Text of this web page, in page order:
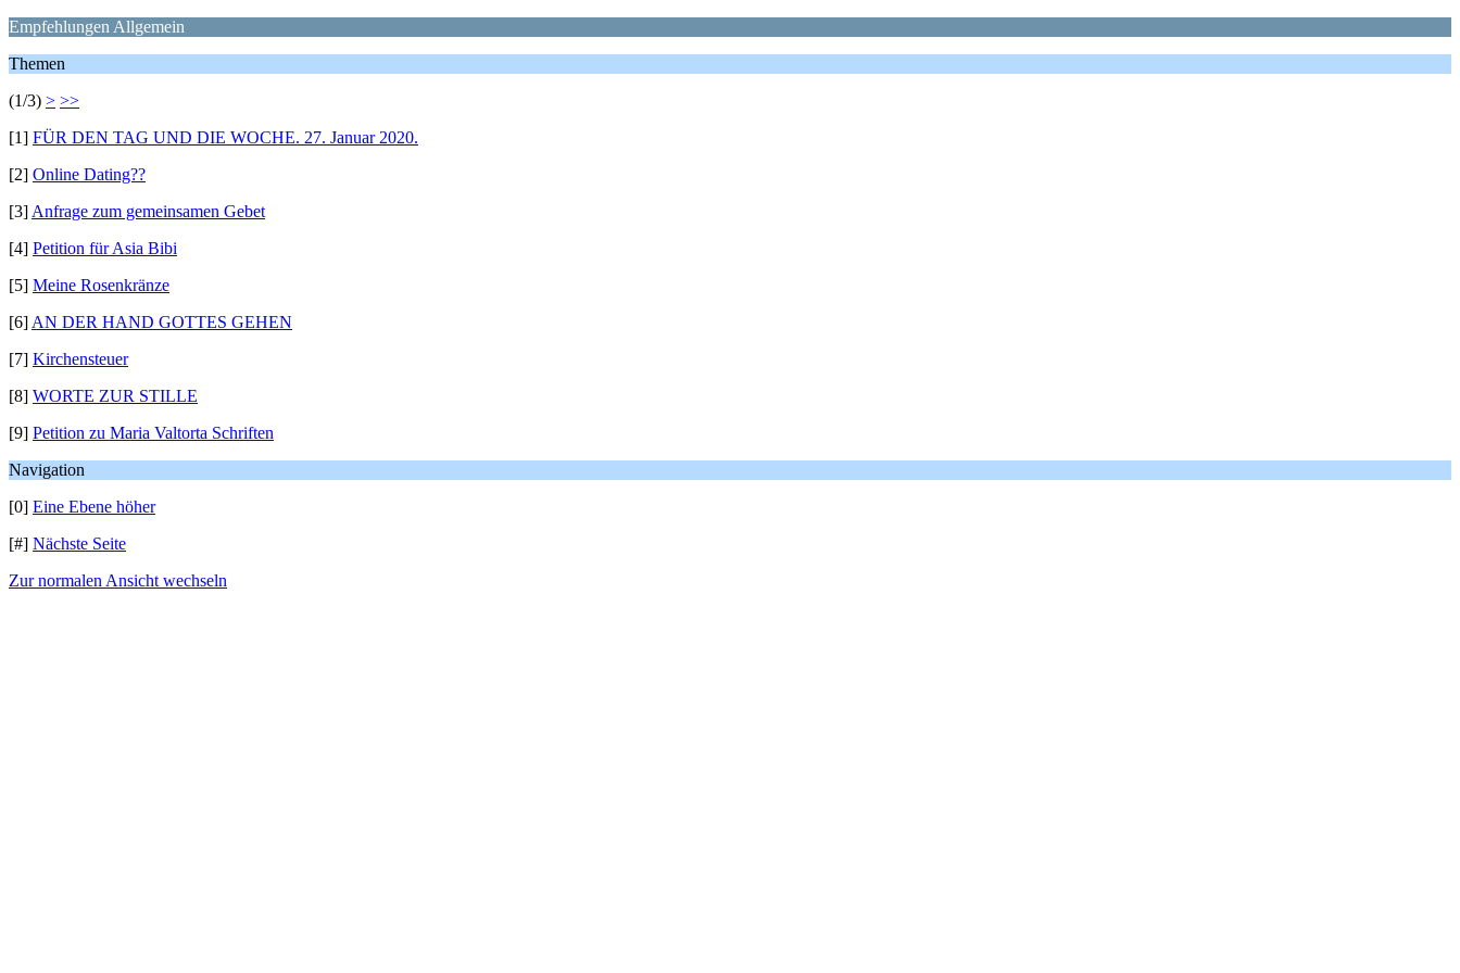
Empfehlungen Allgemein
Themen
(1/3) > >>
[1] FÜR DEN TAG UND DIE WOCHE. 27. Januar 2020.
[2] Online Dating??
[3] Anfrage zum gemeinsamen Gebet
[4] Petition für Asia Bibi
[5] Meine Rosenkränze
[6] AN DER HAND GOTTES GEHEN
[7] Kirchensteuer
[8] WORTE ZUR STILLE
[9] Petition zu Maria Valtorta Schriften
Navigation
[0] Eine Ebene höher
[#] Nächste Seite
Zur normalen Ansicht wechseln